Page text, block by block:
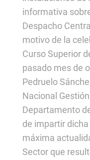
informativa
Despacho
motivo de la
Curso Superior
pasado mes de
Pedruelo
Nacional
Departamento
de impartir
máxima
Sector que